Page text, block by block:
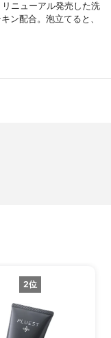
ニューアル発売した洗
ン配合。泡立てると、
2位